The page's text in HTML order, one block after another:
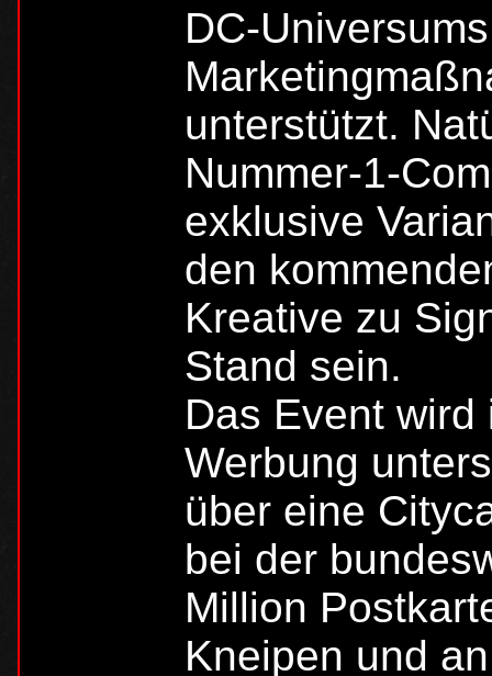
DC-
unterstützt.
Nummer-1-
exklusive
den
Kreative zu
Stand sein.
Das Event
Werbung
über eine
bei der
Million
Kneipen und